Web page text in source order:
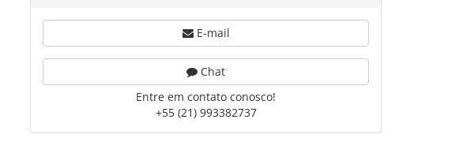
E-mail
Chat
Entre em contato conosco!
+55 (21) 993382737